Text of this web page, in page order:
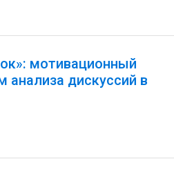
мотивационный
анализа дискуссий в